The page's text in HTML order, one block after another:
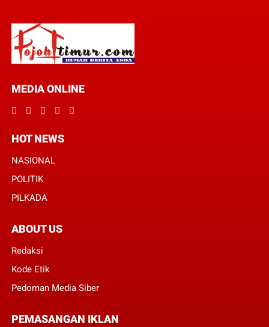
MEDIA ONLINE
HOT NEWS
NASIONAL
POLITIK
PILKADA
ABOUT US
Redaksi
Kode Etik
Pedoman Media Siber
PEMASANGAN IKLAN